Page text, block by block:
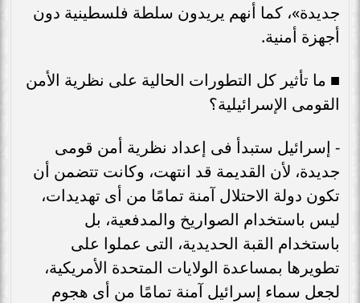
جديدة»، كما أنهم يريدون سلطة فلسطينية دون
أجهزة أمنية.
■ ما تأثير كل التطورات الحالية على نظرية الأمن
القومى الإسرائيلية؟
- إسرائيل ستبدأ فى إعداد نظرية أمن قومى
جديدة، لأن القديمة قد انتهت، وكانت تتضمن أن
تكون دولة الاحتلال آمنة تمامًا من أى تهديدات،
ليس باستخدام الصواريخ والمدفعية، بل
باستخدام القبة الحديدية، التى عملوا على
تطويرها بمساعدة الولايات المتحدة الأمريكية،
لجعل سماء إسرائيل آمنة تمامًا من أى هجوم